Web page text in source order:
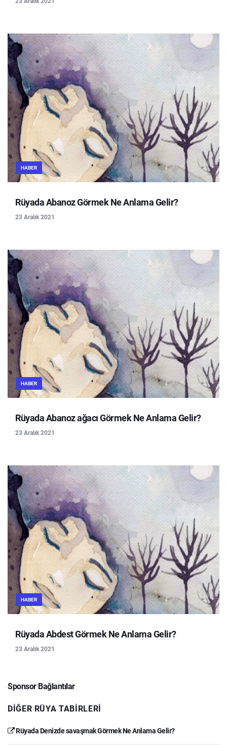
HABER
Rüyada Abanoz Görmek Ne Anlama Gelir?
23 Aralık 2021
HABER
Rüyada Abanoz ağacı Görmek Ne Anlama Gelir?
23 Aralık 2021
HABER
Rüyada Abdest Görmek Ne Anlama Gelir?
23 Aralık 2021
Sponsor Bağlantılar
DIĞER RÜYA TABIRLERI
Rüyada Denizde savaşmak Görmek Ne Anlama Gelir?